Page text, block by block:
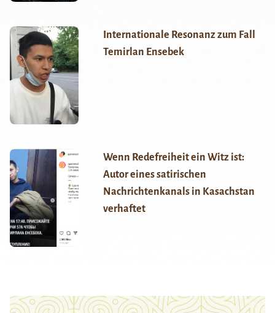
Internationale Resonanz zum Fall
Temirlan Ensebek
Wenn Redefreiheit ein Witz ist:
Autor eines satirischen
Nachrichtenkanals in Kasachstan
verhaftet